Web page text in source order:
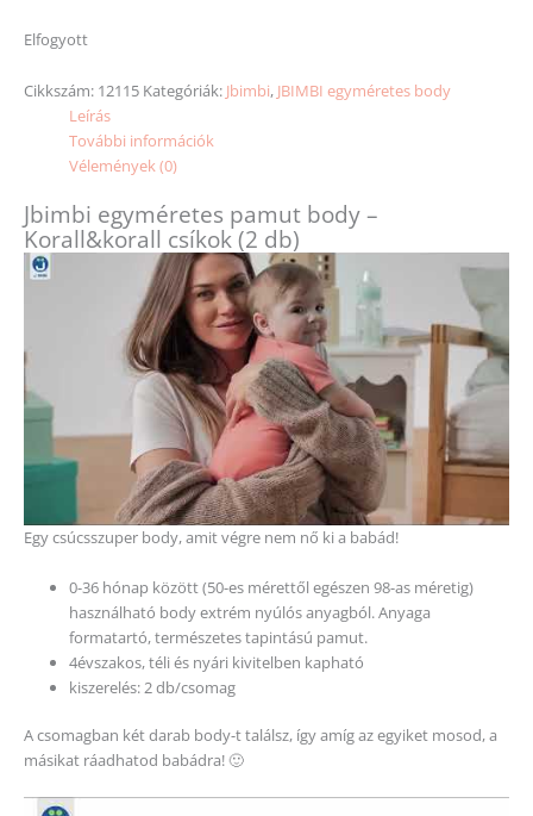
Elfogyott
Cikkszám: 12115 Kategóriák: Jbimbi, JBIMBI egyméretes body
Leírás
További információk
Vélemények (0)
Jbimbi egyméretes pamut body –
Korall&korall csíkok (2 db)
Egy csúcsszuper body, amit végre nem nő ki a babád!
0-36 hónap között (50-es mérettől egészen 98-as méretig)
használható body extrém nyúlós anyagból. Anyaga
formatartó, természetes tapintású pamut.
4évszakos, téli és nyári kivitelben kapható
kiszerelés: 2 db/csomag
A csomagban két darab body-t találsz, így amíg az egyiket mosod, a
másikat ráadhatod babádra! 🙂